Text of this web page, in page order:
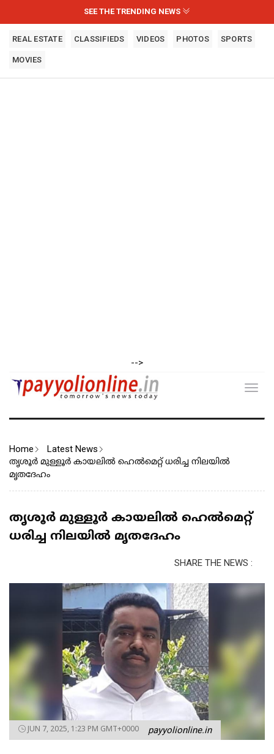
SEE THE TRENDING NEWS
REAL ESTATE CLASSIFIEDS VIDEOS PHOTOS SPORTS
MOVIES
-->
Home Latest News
തൃശൂര്‍ മുള്ളൂര്‍ കായലില്‍ ഹെല്‍മെറ്റ് ധരിച്ച നിലയില്‍
മൃതദേഹം
തൃശൂര്‍ മുള്ളൂര്‍ കായലില്‍ ഹെല്‍മെറ്റ്
ധരിച്ച നിലയില്‍ മൃതദേഹം
SHARE THE NEWS :
JUN 7, 2025, 1:23 PM GMT+0000 payyolionline.in